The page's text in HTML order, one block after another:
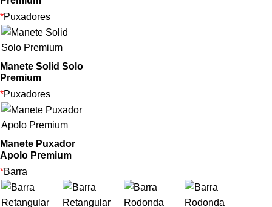
*Puxadores
Manete Solid Solo
Premium
*Puxadores
Manete Puxador
Apolo Premium
*Barra